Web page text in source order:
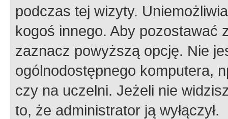
podczas tej wizyty.
kogoś innego. Aby pozostawać
zaznacz powyższą opcję. Nie
ogólnodostępnego komputera,
czy na uczelni. Jeżeli nie
to, że administrator ją wyłączył.